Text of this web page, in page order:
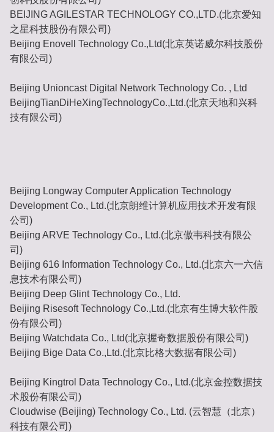
BEIJING AGILESTAR TECHNOLOGY CO.,LTD.(北京爱知
之星科技股份有限公司)
Beijing Enovell Technology Co.,Ltd(北京英诺威尔科技股份
有限公司)
Beijing Unioncast Digital Network Technology Co. , Ltd
BeijingTianDiHeXingTechnologyCo.,Ltd.(北京天地和兴科
技有限公司)
Beijing Longway Computer Application Technology
Development Co., Ltd.(北京朗维计算机应用技术开发有限
公司)
Beijing ARVE Technology Co., Ltd.(北京傲韦科技有限公
司)
Beijing 616 Information Technology Co., Ltd.(北京六一六信
息技术有限公司)
Beijing Deep Glint Technology Co., Ltd.
Beijing Risesoft Technology Co.,Ltd.(北京有生博大软件股
份有限公司)
Beijing Watchdata Co., Ltd(北京握奇数据股份有限公司)
Beijing Bige Data Co.,Ltd.(北京比格大数据有限公司)
Beijing Kingtrol Data Technology Co., Ltd.(北京金控数据技
术股份有限公司)
Cloudwise (Beijing) Technology Co., Ltd. (云智慧（北京）
科技有限公司)